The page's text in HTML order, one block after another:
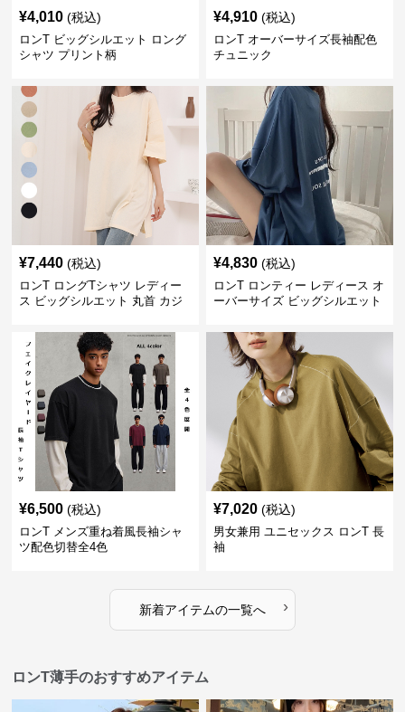
¥4,010 (税込)
ロンT ビッグシルエット ロング
シャツ プリント柄
¥4,910 (税込)
ロンT オーバーサイズ長袖配色
チュニック
¥7,440 (税込)
ロンT ロングTシャツ レディー
ス ビッグシルエット 丸首 カジ
¥4,830 (税込)
ロンT ロンティー レディース オ
ーバーサイズ ビッグシルエット
¥6,500 (税込)
ロンT メンズ重ね着風長袖シャ
ツ配色切替全4色
¥7,020 (税込)
男女兼用 ユニセックス ロンT 長
袖
新着アイテムの一覧へ ›
ロンT薄手のおすすめアイテム